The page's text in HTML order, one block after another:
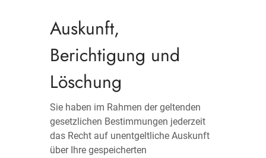
Auskunft,
Berichtigung und
Löschung
Sie haben im Rahmen der geltenden
gesetzlichen Bestimmungen jederzeit
das Recht auf unentgeltliche Auskunft
über Ihre gespeicherten